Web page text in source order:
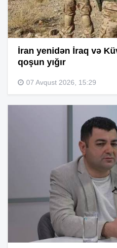
İran yenidən İraq və
qoşun yığır
07 Avqust 2026, 15:29